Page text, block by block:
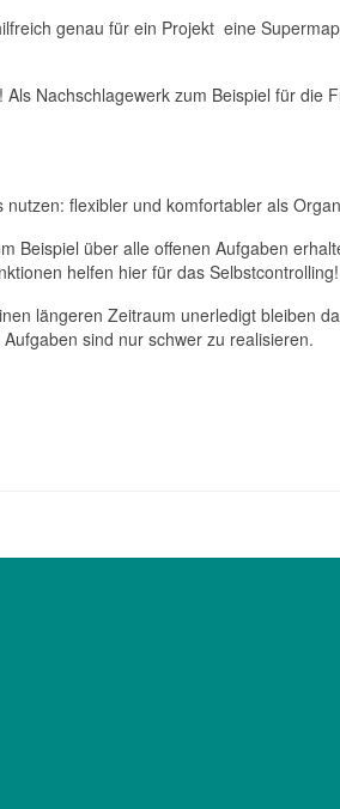
genau für ein Projekt eine
Nachschlagewerk zum Beispiel für die
flexibler und komfortabler als
Beispiel über alle offenen Aufgaben
helfen hier für das Selbstcontrolling!
längeren Zeitraum unerledigt bleiben
sind nur schwer zu realisieren.